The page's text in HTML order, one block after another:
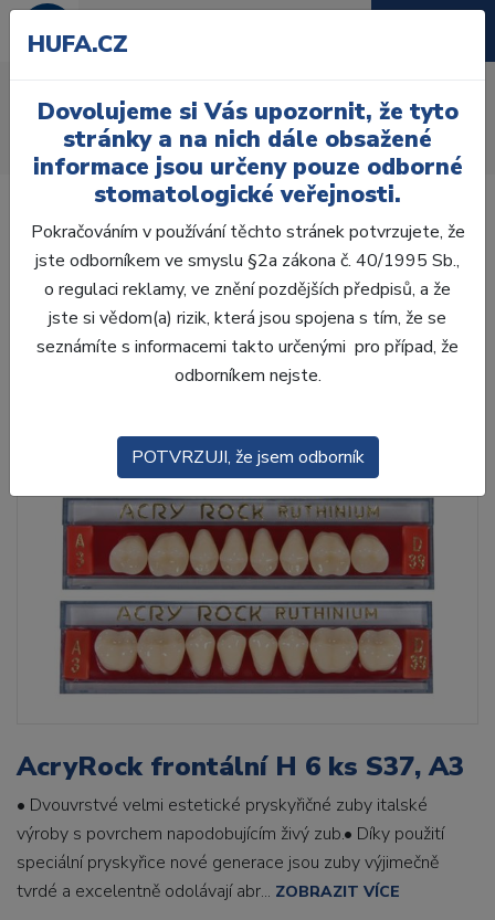
Úvod Zuby
AcryRock
AcryRock frontální H 6 ks S37, A3
AcryRock frontální H 6 ks S37, A3
• Dvouvrstvé velmi estetické pryskyřičné zuby italské
výroby s povrchem napodobujícím živý zub.• Díky použití
speciální pryskyřice nové generace jsou zuby výjimečně
tvrdé a excelentně odolávají abr... ZOBRAZIT VÍCE
HUFA.CZ
Dovolujeme si Vás upozornit, že tyto
stránky a na nich dále obsažené
informace jsou určeny pouze odborné
stomatologické veřejnosti.
Pokračováním v používání těchto stránek potvrzujete, že
jste odborníkem ve smyslu §2a zákona č. 40/1995 Sb.,
o regulaci reklamy, ve znění pozdějších předpisů, a že
jste si vědom(a) rizik, která jsou spojena s tím, že se
seznámíte s informacemi takto určenými pro případ, že
odborníkem nejste.
POTVRZUJI, že jsem odborník